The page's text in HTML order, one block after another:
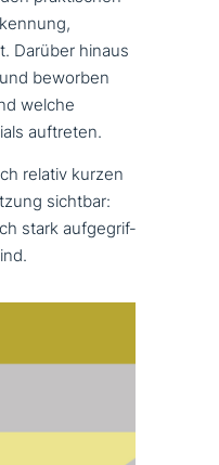
Darüber hinaus
beworben
welche
auftreten.
relativ kurzen
sichtbar:
stark auf­ge­grif­